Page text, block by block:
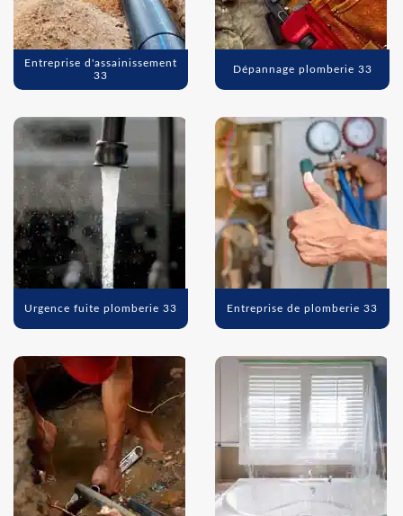
Entreprise d'assainissement
33
Dépannage plomberie 33
Urgence fuite plomberie 33 Entreprise de plomberie 33